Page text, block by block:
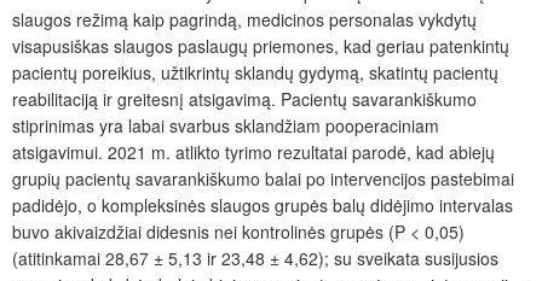
slaugos režimą kaip pagrindą, medicinos personalas vykdytų
visapusiškas slaugos paslaugų priemones, kad geriau patenkintų
pacientų poreikius, užtikrintų sklandų gydymą, skatintų pacientų
reabilitaciją ir greitesnį atsigavimą. Pacientų savarankiškumo
stiprinimas yra labai svarbus sklandžiam pooperaciniam
atsigavimui. 2021 m. atlikto tyrimo rezultatai parodė, kad abiejų
grupių pacientų savarankiškumo balai po intervencijos pastebimai
padidėjo, o kompleksinės slaugos grupės balų didėjimo intervalas
buvo akivaizdžiai didesnis nei kontrolinės grupės (P < 0,05)
(atitinkamai 28,67 ± 5,13 ir 23,48 ± 4,62); su sveikata susijusios